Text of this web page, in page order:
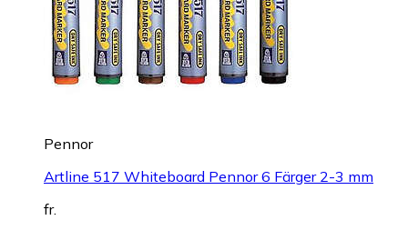
Pennor
Artline 517 Whiteboard Pennor 6 Färger 2-3 mm
fr.